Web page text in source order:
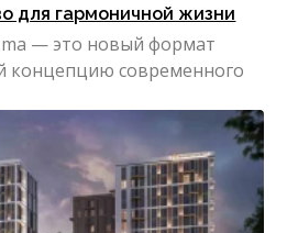
для гармоничной жизни
— это новый формат
современного